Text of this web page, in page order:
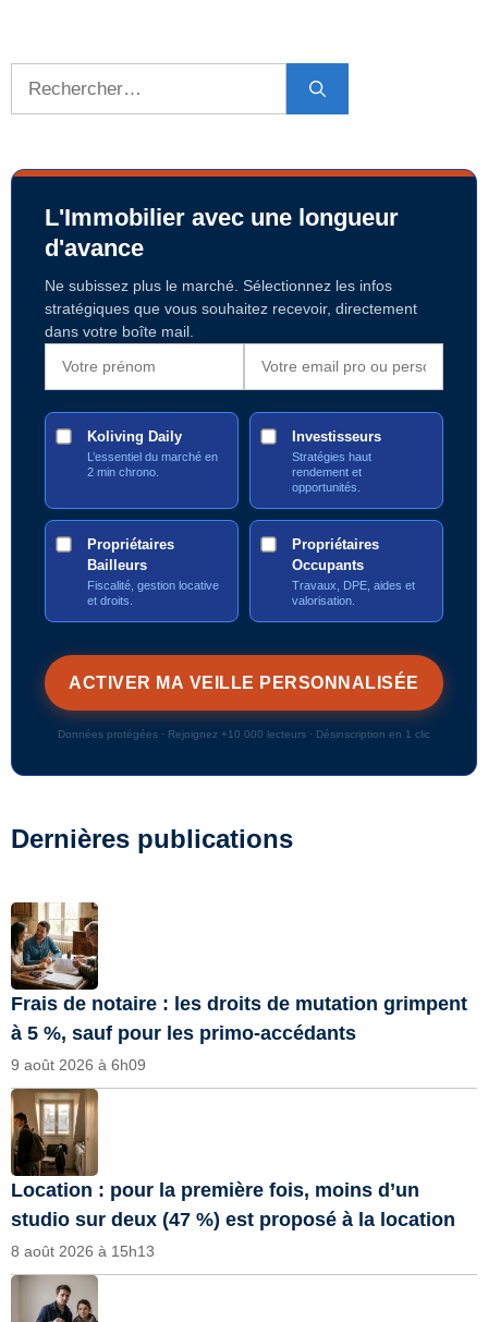
L'Immobilier avec une longueur
d'avance
Ne subissez plus le marché. Sélectionnez les infos
stratégiques que vous souhaitez recevoir, directement
dans votre boîte mail.
Koliving Daily
L’essentiel du marché en
2 min chrono.
Investisseurs
Stratégies haut
rendement et
opportunités.
Propriétaires
Bailleurs
Fiscalité, gestion locative
et droits.
Propriétaires
Occupants
Travaux, DPE, aides et
valorisation.
Données protégées · Rejoignez +10 000 lecteurs · Désinscription en 1 clic
Dernières publications
Frais de notaire : les droits de mutation grimpent
à 5 %, sauf pour les primo-accédants
9 août 2026 à 6h09
Location : pour la première fois, moins d’un
studio sur deux (47 %) est proposé à la location
8 août 2026 à 15h13